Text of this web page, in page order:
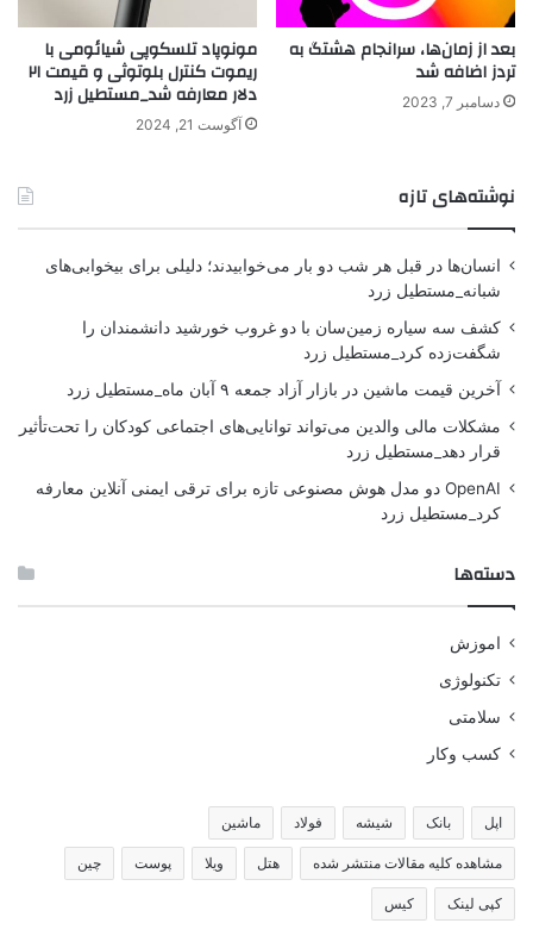
بعد از زمان‌ها، سرانجام هشتگ به
تردز اضافه شد
دسامبر 7, 2023
مونوپاد تلسکوپی شیائومی با
ریموت‌ کنترل بلوتوثی و قیمت ۲۱
دلار معارفه شد_مستطیل زرد
آگوست 21, 2024
نوشته‌های تازه
انسان‌ها در قبل هر شب دو بار می‌خوابیدند؛ دلیلی برای بیخوابی‌های
شبانه_مستطیل زرد
کشف سه سیاره زمین‌سان با دو غروب خورشید دانشمندان را
شگفت‌زده کرد_مستطیل زرد
آخرین قیمت ماشین در بازار آزاد جمعه ۹ آبان ماه_مستطیل زرد
مشکلات مالی والدین می‌تواند توانایی‌های اجتماعی کودکان را تحت‌تأثیر
قرار دهد_مستطیل زرد
OpenAI دو مدل هوش مصنوعی تازه برای ترقی ایمنی آنلاین معارفه
کرد_مستطیل زرد
دسته‌ها
اموزش
تکنولوژی
سلامتی
کسب وکار
اپل بانک شیشه فولاد ماشین
مشاهده کلیه مقالات منتشر شده هتل ویلا پوست چین
کپی لینک کیس